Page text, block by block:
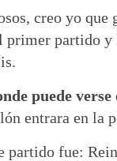
creo yo que
partido y
puede
entrara en la
partido fue: